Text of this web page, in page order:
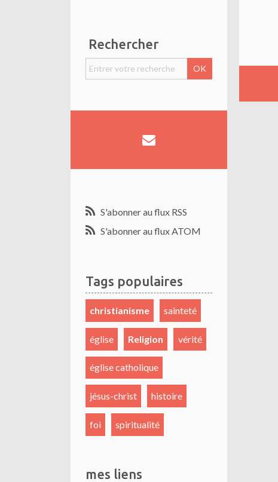
Rechercher
S'abonner au flux RSS
S'abonner au flux ATOM
Tags populaires
christianisme sainteté
église Religion vérité
église catholique
jésus-christ histoire
foi spiritualité
mes liens